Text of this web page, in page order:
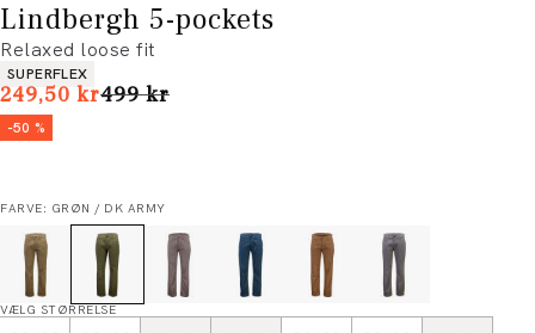
Lindbergh 5-pockets
Relaxed loose fit
Produkt egenskaber
SUPERFLEX
249,50 krI alt (uden rabat)
499 kr
-50 %
FARVE: GRØN / DK ARMY
VÆLG STØRRELSE